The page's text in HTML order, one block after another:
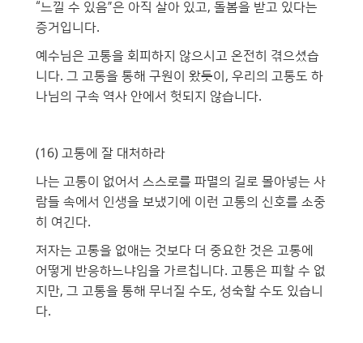
“느낄 수 있음”은 아직 살아 있고, 돌봄을 받고 있다는
증거입니다.
예수님은 고통을 회피하지 않으시고 온전히 겪으셨습
니다. 그 고통을 통해 구원이 왔듯이, 우리의 고통도 하
나님의 구속 역사 안에서 헛되지 않습니다.
(16) 고통에 잘 대처하라
나는 고통이 없어서 스스로를 파멸의 길로 몰아넣는 사
람들 속에서 인생을 보냈기에 이런 고통의 신호를 소중
히 여긴다.
저자는 고통을 없애는 것보다 더 중요한 것은 고통에
어떻게 반응하느냐임을 가르칩니다. 고통은 피할 수 없
지만, 그 고통을 통해 무너질 수도, 성숙할 수도 있습니
다.